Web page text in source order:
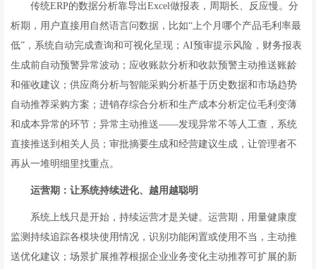
传统ERP的数据分析靠导出Excel做报表，周期长、反应慢。分
析期，用户直接用自然语言问数据，比如“上个月哪个产品毛利率最
低”，系统自动完成查询和可视化呈现；AI预审提示风险，财务报表
生成前自动预警异常波动；应收账款分析和收款预警主动推送账龄
和催收建议；供应商分析与智能采购分析基于历史数据和市场趋势
自动推荐采购方案；进销存综合分析和生产成本分析定位毛利变薄
和成本异常的环节；异常主动推送——发现异常不等人工查，系统
直接推送到相关人员；审批摘要生成和经营建议生成，让管理者不
再从一堆明细里找重点。
运营期：让系统持续进化、越用越聪明
系统上线只是开始，持续运营才是关键。运营期，用量健康度
监测持续追踪各模块使用情况，识别功能闲置或使用不当，主动推
送优化建议；场景扩展推荐根据企业业务变化主动推荐可扩展的新